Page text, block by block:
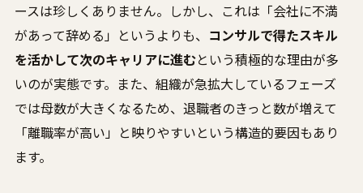
ースは珍しくありません。しかし、これは「会社に不満
があって辞める」というよりも、 コンサルで得たスキル
を活かして次のキャリアに進むという積極的な理由が多
いのが実態です。また、組織が急拡大しているフェーズ
では母数が大きくなるため、退職者のきっと数が増えて
「離職率が高い」と映りやすいという構造的要因もあり
ます。